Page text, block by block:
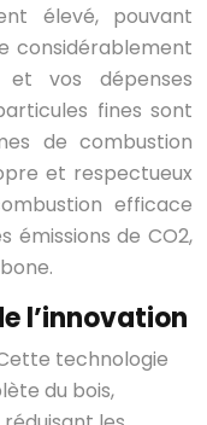
élevé, pouvant
considérablement
vos dépenses
fines sont
de combustion
et respectueux
efficace
émissions de CO2,
l’innovation
technologie
du bois,